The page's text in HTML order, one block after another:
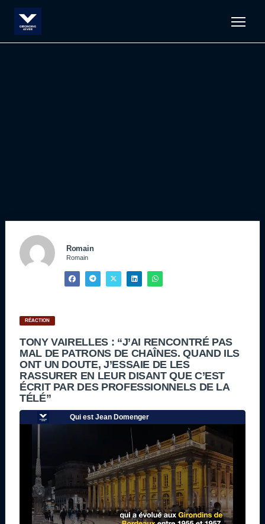
Romain
Romain
RÉACTION
TONY VAIRELLES : “J’AI RENCONTRÉ PAS
MAL DE PATRONS DE CHAÎNES. QUAND ILS
ONT UN DOUTE, J’ESSAIE DE LES
RASSURER EN LEUR DISANT QUE C’EST
ÉCRIT PAR DES PROFESSIONNELS DE LA
TÉLÉ”